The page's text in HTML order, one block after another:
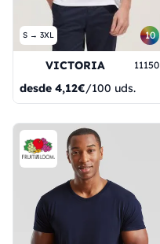
S → 3XL 10
VICTORIA 11150
desde 4,12€/100 uds.